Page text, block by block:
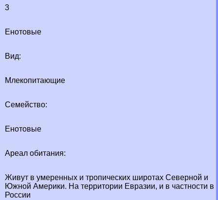
3
Енотовые
Вид:
Млекопитающие
Семейство:
Енотовые
Ареал обитания:
Живут в умеренных и тропических широтах Северной и
Южной Америки. На территории Евразии, и в частности в
России